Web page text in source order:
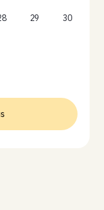
29 30